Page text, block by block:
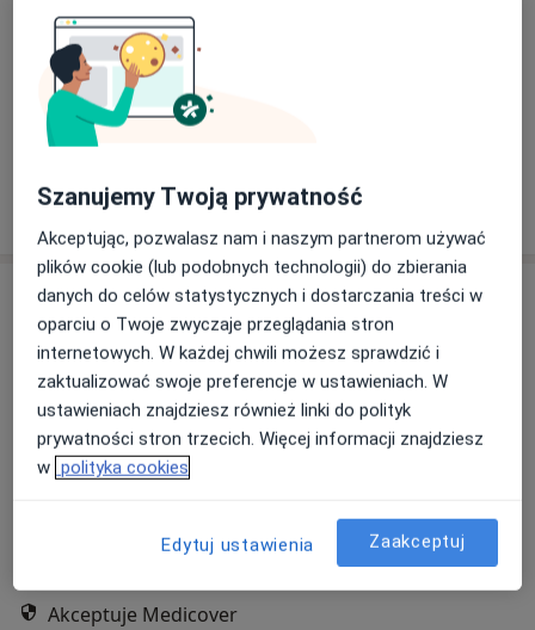
Kolejowa 1, Warszawa
Centrum Medyczne Damiana ul. Kolejowa 1
Akceptuje Medicover
Konsultacja psychologiczna
Poproś o wizytę
mgr Daria Klepczarek
Lazurowa 71a, Warszawa• Mapa
Akceptuje Medicover
Szanujemy Twoją prywatność
Akceptując, pozwalasz nam i naszym partnerom używać
plików cookie (lub podobnych technologii) do zbierania
danych do celów statystycznych i dostarczania treści w
oparciu o Twoje zwyczaje przeglądania stron
internetowych. W każdej chwili możesz sprawdzić i
zaktualizować swoje preferencje w ustawieniach. W
ustawieniach znajdziesz również linki do polityk
prywatności stron trzecich. Więcej informacji znajdziesz
w polityka cookies
Edytuj ustawienia Zaakceptuj